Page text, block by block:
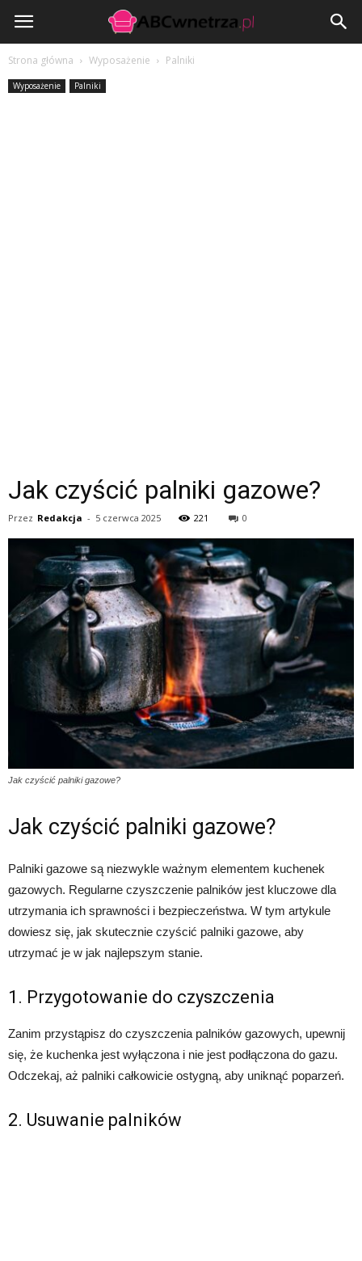
ABCwnetrza.pl
Strona główna Wyposażenie Palniki
Wyposażenie Palniki
Jak czyścić palniki gazowe?
Przez Redakcja - 5 czerwca 2025 221 0
Jak czyścić palniki gazowe?
Jak czyścić palniki gazowe?
Palniki gazowe są niezwykle ważnym elementem kuchenek
gazowych. Regularne czyszczenie palników jest kluczowe dla
utrzymania ich sprawności i bezpieczeństwa. W tym artykule
dowiesz się, jak skutecznie czyścić palniki gazowe, aby
utrzymać je w jak najlepszym stanie.
1. Przygotowanie do czyszczenia
Zanim przystąpisz do czyszczenia palników gazowych, upewnij
się, że kuchenka jest wyłączona i nie jest podłączona do gazu.
Odczekaj, aż palniki całkowicie ostygną, aby uniknąć poparzeń.
2. Usuwanie palników